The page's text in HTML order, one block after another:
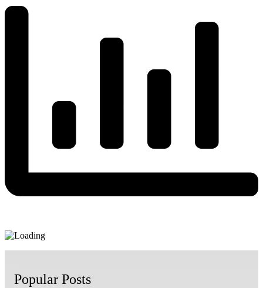
Popular Posts